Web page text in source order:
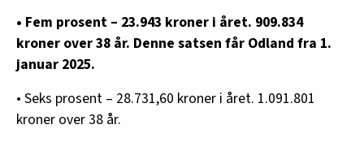
• Fem prosent – 23.943 kroner i året. 909.834
kroner over 38 år. Denne satsen får Odland fra 1.
januar 2025.
• Seks prosent – 28.731,60 kroner i året. 1.091.801
kroner over 38 år.